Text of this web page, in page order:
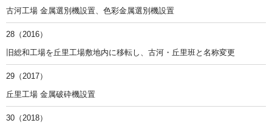
古河工場 金属選別機設置、色彩金属選別機設置
28（2016）
旧総和工場を丘里工場敷地内に移転し、古河・丘里班と名称変更
29（2017）
丘里工場 金属破砕機設置
30（2018）